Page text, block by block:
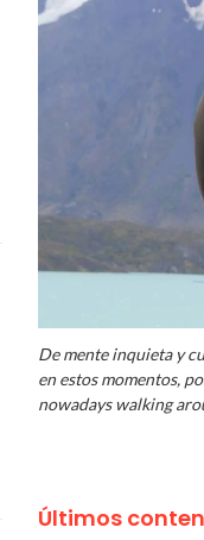
De mente inquieta y
en estos momentos,
nowadays walking
Últimos